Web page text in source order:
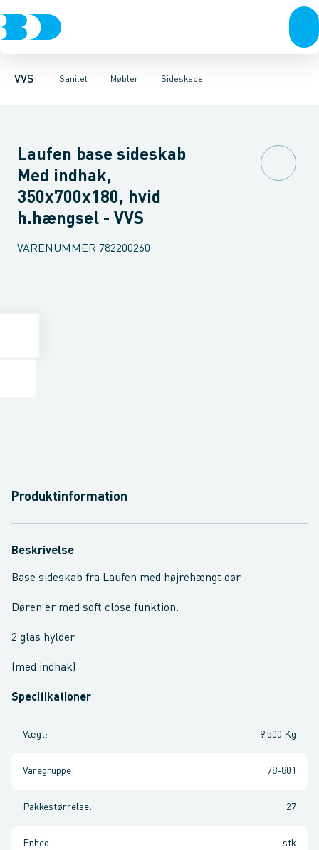
VVS Sanitet
Rør & fittingsPressfittings & rørKuglehaner & ventiler
Møbler
Toiletter, sæder og cisterner VaskeArmaturer
Sideskabe
Møbelsæt & pakkerUnderskabeHøjskabe
Laufen base sideskab
Med indhak,
350x700x180, hvid
h.hængsel - VVS
VARENUMMER 782200260
Produktinformation
Beskrivelse
Base sideskab fra Laufen med højrehængt dør
Døren er med soft close funktion.
2 glas hylder
(med indhak)
Specifikationer
Vægt: 9,500 Kg
Varegruppe: 78-801
Pakkestørrelse: 27
Enhed : stk